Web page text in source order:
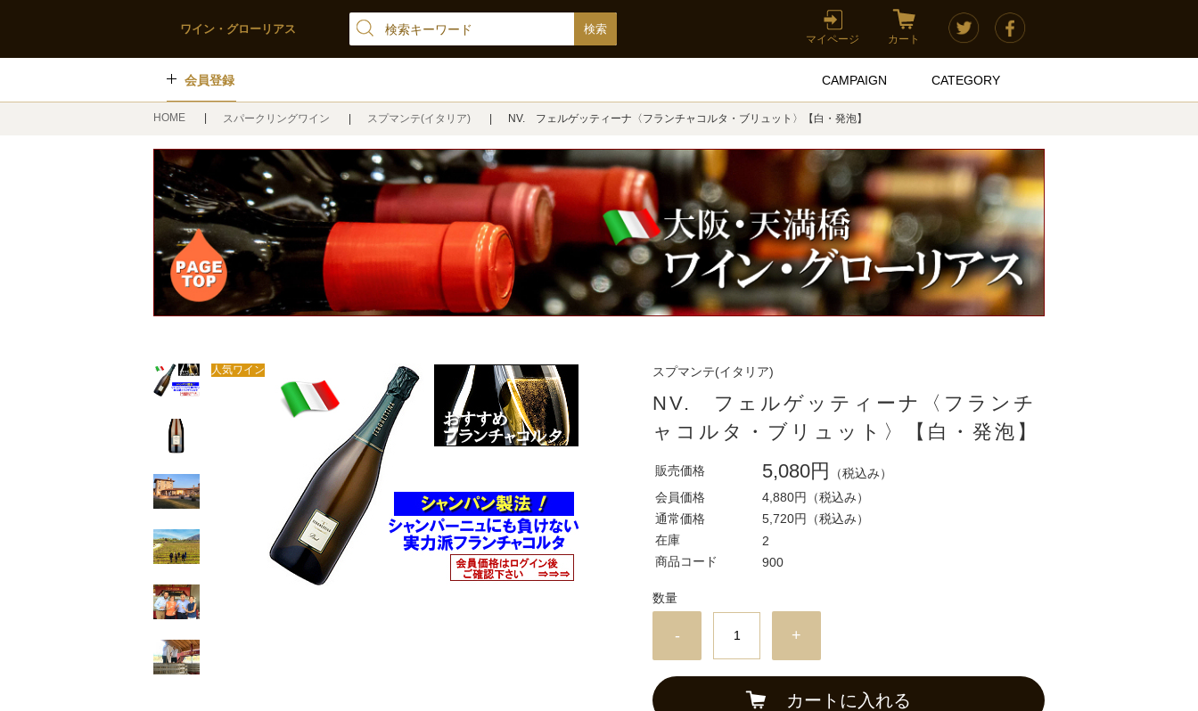
ワイン・グローリアス
マイページ カート
会員登録 CAMPAIGN CATEGORY
HOME スパークリングワイン スプマンテ(イタリア) NV. フェルゲッティーナ〈フランチャコルタ・ブリュット〉【白・発泡】
スプマンテ(イタリア)
NV. フェルゲッティーナ〈フランチ
ャコルタ・ブリュット〉【白・発泡】
販売価格 5,080円
（税込み）
会員価格
4,880円 （税込み）
通常価格
5,720円 （税込み）
在庫
2
商品コード
900
数量
- +
カートに入れる